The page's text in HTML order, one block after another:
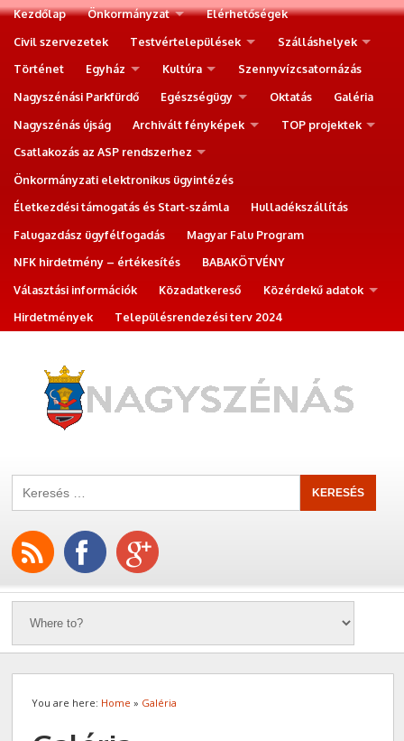
Kezdőlap Önkormányzat
Elérhetőségek
Civil szervezetek
Testvértelepülések
Szálláshelyek
Történet
Egyház Kultúra
Szennyvízcsatornázás
Nagyszénási Parkfürdő
Egészségügy Oktatás
Galéria
Nagyszénás újság
Archivált fényképek
TOP projektek
Csatlakozás az ASP rendszerhez
Önkormányzati elektronikus ügyintézés
Életkezdési támogatás és Start-számla
Hulladékszállítás
Falugazdász ügyfélfogadás
Magyar Falu Program
NFK hirdetmény – értékesítés
BABAKÖTVÉNY
Választási információk
Közadatkereső
Közérdekű adatok
Hirdetmények
Településrendezési terv 2024
You are here: Home » Galéria